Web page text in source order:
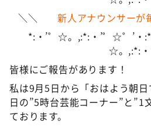
ぺこぱのまるスポ
アナ回覧板
＼＼ 新人アナウンサーが
*:・’゜☆。,:*:・’゜☆゜’・
☆。,:*:・
皆様にご報告があります！
私は9月5日から「おはよう朝
日の”5時台芸能コーナー”と”1
ております。